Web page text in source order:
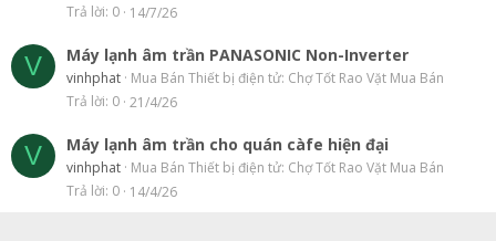
Trả lời 0 14/7/26
V Máy lạnh âm trần PANASONIC Non-Inverter
vinhphat Mua Bán Thiết bị điện tử: Chợ Tốt Rao Vặt Mua Bán
Trả lời 0 21/4/26
V Máy lạnh âm trần cho quán càfe hiện đại
vinhphat Mua Bán Thiết bị điện tử: Chợ Tốt Rao Vặt Mua Bán
Trả lời 0 14/4/26